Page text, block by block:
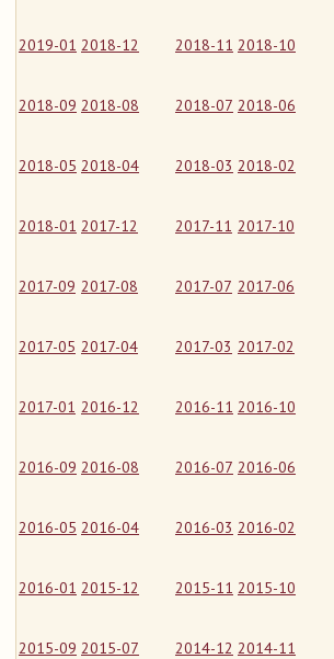
2019-01 2018-12 2018-11 2018-10
2018-09 2018-08 2018-07 2018-06
2018-05 2018-04 2018-03 2018-02
2018-01 2017-12 2017-11 2017-10
2017-09 2017-08 2017-07 2017-06
2017-05 2017-04 2017-03 2017-02
2017-01 2016-12 2016-11 2016-10
2016-09 2016-08 2016-07 2016-06
2016-05 2016-04 2016-03 2016-02
2016-01 2015-12 2015-11 2015-10
2015-09 2015-07 2014-12 2014-11